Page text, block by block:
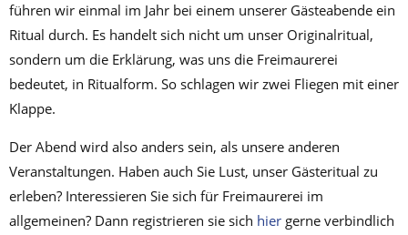
führen wir einmal im Jahr bei einem unserer Gästeabende ein
Ritual durch. Es handelt sich nicht um unser Originalritual,
sondern um die Erklärung, was uns die Freimaurerei
bedeutet, in Ritualform. So schlagen wir zwei Fliegen mit einer
Klappe.
Der Abend wird also anders sein, als unsere anderen
Veranstaltungen. Haben auch Sie Lust, unser Gästeritual zu
erleben? Interessieren Sie sich für Freimaurerei im
allgemeinen? Dann registrieren sie sich hier gerne verbindlich